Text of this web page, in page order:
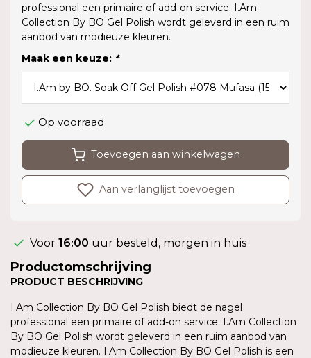
professional een primaire of add-on service. I.Am
Collection By BO Gel Polish wordt geleverd in een ruim
aanbod van modieuze kleuren.
Maak een keuze: *
Op voorraad
Toevoegen aan winkelwagen
Aan verlanglijst toevoegen
Voor 16:00 uur besteld, morgen in huis
Productomschrijving
PRODUCT BESCHRIJVING
I.Am Collection By BO Gel Polish biedt de nagel
professional een primaire of add-on service. I.Am Collection
By BO Gel Polish wordt geleverd in een ruim aanbod van
modieuze kleuren. I.Am Collection By BO Gel Polish is een